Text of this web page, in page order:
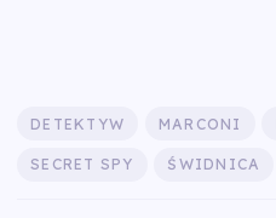
DETEKTYW MARCONI
SECRET SPY ŚWIDNICA